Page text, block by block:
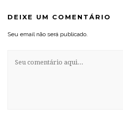
DEIXE UM COMENTÁRIO
Seu email não será publicado.